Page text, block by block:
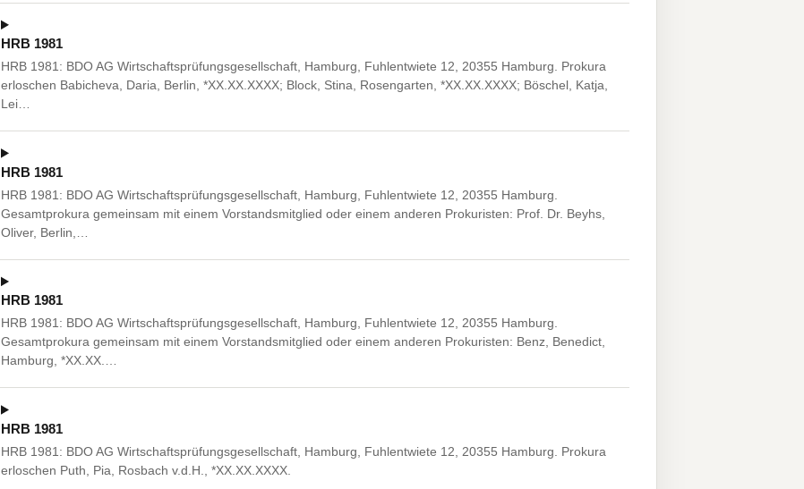
HRB 1981
HRB 1981: BDO AG Wirtschaftsprüfungsgesellschaft, Hamburg, Fuhlentwiete 12, 20355 Hamburg. Prokura
erloschen Babicheva, Daria, Berlin, *XX.XX.XXXX; Block, Stina, Rosengarten, *XX.XX.XXXX; Böschel, Katja,
Lei…
HRB 1981
HRB 1981: BDO AG Wirtschaftsprüfungsgesellschaft, Hamburg, Fuhlentwiete 12, 20355 Hamburg.
Gesamtprokura gemeinsam mit einem Vorstandsmitglied oder einem anderen Prokuristen: Prof. Dr. Beyhs,
Oliver, Berlin,…
HRB 1981
HRB 1981: BDO AG Wirtschaftsprüfungsgesellschaft, Hamburg, Fuhlentwiete 12, 20355 Hamburg.
Gesamtprokura gemeinsam mit einem Vorstandsmitglied oder einem anderen Prokuristen: Benz, Benedict,
Hamburg, *XX.XX.…
HRB 1981
HRB 1981: BDO AG Wirtschaftsprüfungsgesellschaft, Hamburg, Fuhlentwiete 12, 20355 Hamburg. Prokura
erloschen Puth, Pia, Rosbach v.d.H., *XX.XX.XXXX.